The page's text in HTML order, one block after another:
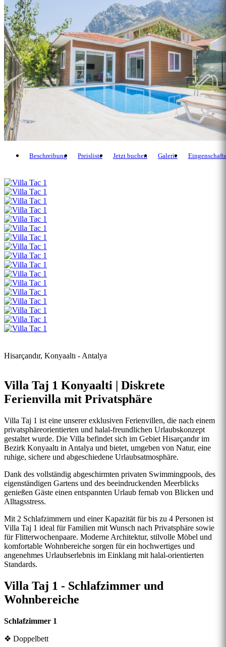
Beschreibung Preisliste Jetzt buchen Galerie
Hisarçandır, Konyaaltı - Antalya
Villa Taj 1 Konyaalti | Diskrete
Ferienvilla mit Privatsphäre
Villa Taj 1 ist eine unserer exklusiven Ferienvillen, die nach einem
privatsphäreorientierten und halal-freundlichen Urlaubskonzept
gestaltet wurde. Die Villa befindet sich im Gebiet Hisarçandır im
Bezirk Konyaaltı in Antalya und bietet, umgeben von Natur, eine
ruhige, sichere und abgeschiedene Urlaubsatmosphäre.
Dank des vollständig abgeschirmten privaten Swimmingpools, des
eigenständigen Gartens und des beeindruckenden Meerblicks
genießen Gäste einen entspannten Urlaub fernab von Blicken und
Alltagsstress.
Mit 2 Schlafzimmern und einer Kapazität für bis zu 4 Personen ist
Villa Taj 1 ideal für Familien mit Wunsch nach Privatsphäre sowie
für Flitterwochenpaare. Moderne Architektur, stilvolle Möbel und
komfortable Wohnbereiche sorgen für ein hochwertiges und
angenehmes Urlaubserlebnis im Einklang mit halal-orientierten
Standards.
Villa Taj 1 - Schlafzimmer und
Wohnbereiche
Schlafzimmer 1
❖ Doppelbett